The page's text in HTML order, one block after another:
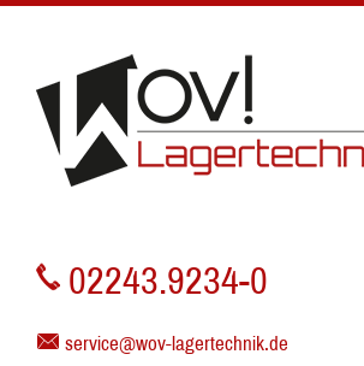
02243.9234-0
service@wov-lagertechnik.de